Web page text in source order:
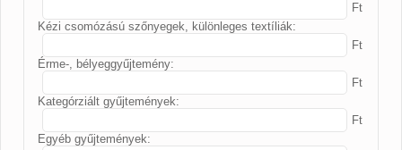
Ft
Kézi csomózású szőnyegek, különleges textíliák:
Ft
Érme-, bélyeggyűjtemény:
Ft
Kategórziált gyűjtemények:
Ft
Egyéb gyűjtemények: